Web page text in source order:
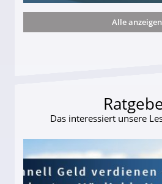
und wie viel?
Alle anzeigen
Das interessiert unsere